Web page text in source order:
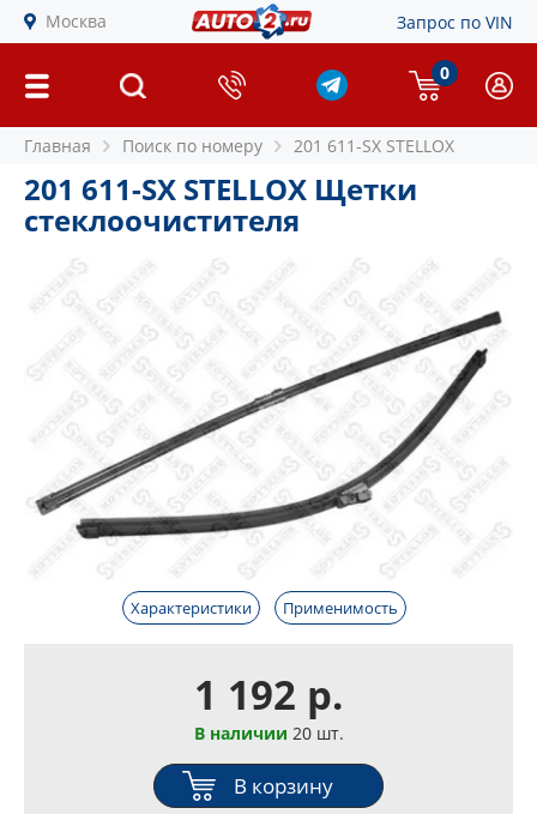
Москва Запрос по VIN
0
Главная Поиск по номеру 201 611-SX STELLOX
201 611-SX STELLOX Щетки
стеклоочистителя
Характеристики Применимость
1 192 р.
В наличии 20 шт.
В корзину